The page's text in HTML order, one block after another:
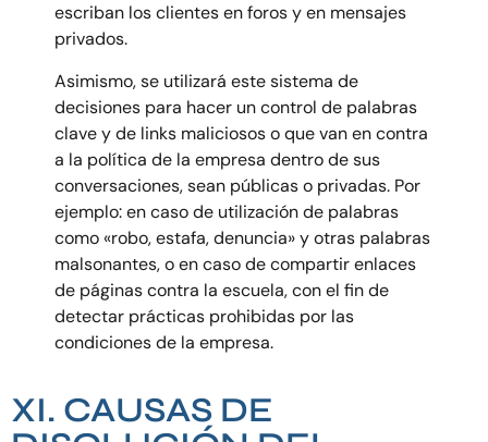
escriban los clientes en foros y en mensajes
privados.
Asimismo, se utilizará este sistema de
decisiones para hacer un control de palabras
clave y de links maliciosos o que van en contra
a la política de la empresa dentro de sus
conversaciones, sean públicas o privadas. Por
ejemplo: en caso de utilización de palabras
como «robo, estafa, denuncia» y otras palabras
malsonantes, o en caso de compartir enlaces
de páginas contra la escuela, con el fin de
detectar prácticas prohibidas por las
condiciones de la empresa.
XI. CAUSAS DE